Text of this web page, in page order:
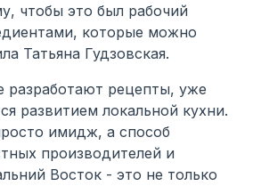
чтобы это был рабочий
которые можно
Татьяна Гудзовская.
разработают рецепты, уже
развитием локальной кухни.
имидж, а способ
производителей и
Восток - это не только